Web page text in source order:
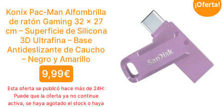
Konix Pac-Man Alfombrilla
de ratón Gaming 32 x 27
cm – Superficie de Silicona
3D Ultrafina – Base
Antideslizante de Caucho
– Negro y Amarillo
9,99€
Esta oferta se publicó hace más de 24H:
Puede que la oferta ya no continue
activa, se haya agotado el stock o haya
¡Oferta!